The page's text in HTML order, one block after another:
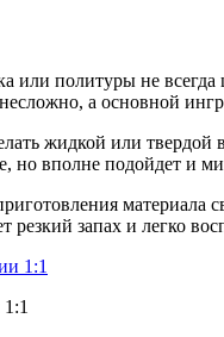
или политуры не
а основной
жидкой или твердой
но вполне подойдет и
материала
резкий запах и легко